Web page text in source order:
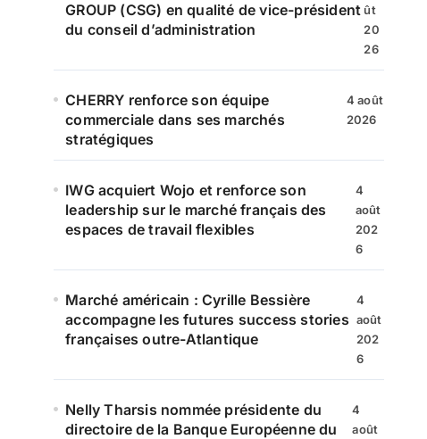
GROUP (CSG) en qualité de vice-président
du conseil d’administration
ût
20
26
CHERRY renforce son équipe
commerciale dans ses marchés
stratégiques
4 août
2026
IWG acquiert Wojo et renforce son
leadership sur le marché français des
espaces de travail flexibles
4
août
202
6
Marché américain : Cyrille Bessière
accompagne les futures success stories
françaises outre-Atlantique
4
août
202
6
Nelly Tharsis nommée présidente du
directoire de la Banque Européenne du
4
août